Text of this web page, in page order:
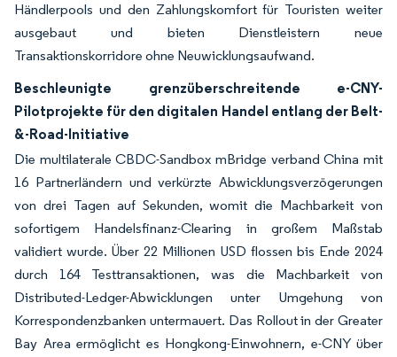
Händlerpools und den Zahlungskomfort für Touristen weiter
ausgebaut und bieten Dienstleistern neue
Transaktionskorridore ohne Neuwicklungsaufwand.
Beschleunigte grenzüberschreitende e-CNY-
Pilotprojekte für den digitalen Handel entlang der Belt-
&-Road-Initiative
Die multilaterale CBDC-Sandbox mBridge verband China mit
16 Partnerländern und verkürzte Abwicklungsverzögerungen
von drei Tagen auf Sekunden, womit die Machbarkeit von
sofortigem Handelsfinanz-Clearing in großem Maßstab
validiert wurde. Über 22 Millionen USD flossen bis Ende 2024
durch 164 Testtransaktionen, was die Machbarkeit von
Distributed-Ledger-Abwicklungen unter Umgehung von
Korrespondenzbanken untermauert. Das Rollout in der Greater
Bay Area ermöglicht es Hongkong-Einwohnern, e-CNY über